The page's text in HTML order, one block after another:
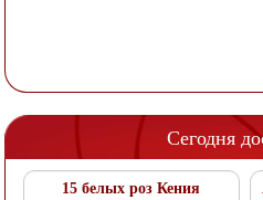
Сегодня
15 белых роз Кения